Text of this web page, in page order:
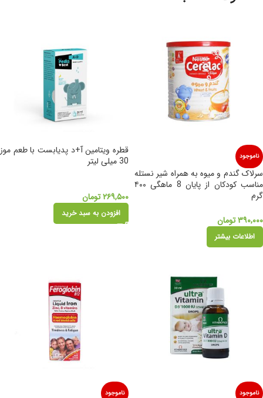
ناموجود
سرلاک گندم و میوه به همراه شیر نستله
مناسب کودکان از پایان 8 ماهگی ۴۰۰
گرم
۳۹۰,۰۰۰تومان
اطلاعات بیشتر
قطره ویتامین آ+د پدیابست با طعم موز
30 میلی لیتر
۲۶۹,۵۰۰تومان
افزودن به سبد خرید
ناموجود ناموجود